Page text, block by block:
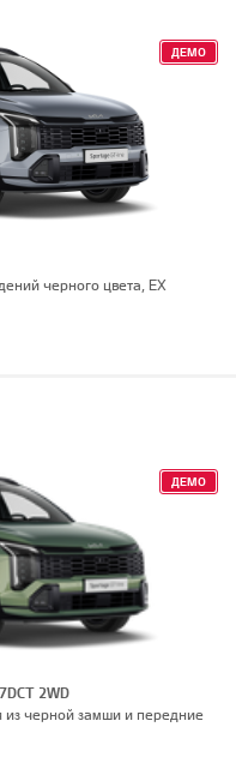
ДЕМО
черного цвета, EX
ДЕМО
2WD
из черной замши и передние